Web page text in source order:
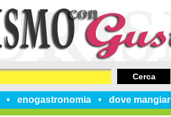
enogastronomia dove
Cerca